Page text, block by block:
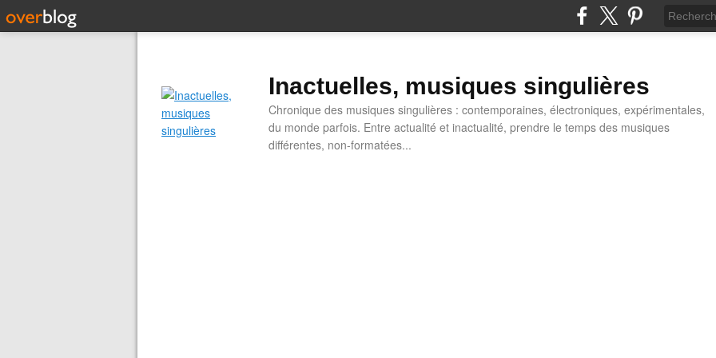
Inactuelles, musiques singulières
Chronique des musiques singulières : contemporaines, électroniques, expérimentales,
du monde parfois. Entre actualité et inactualité, prendre le temps des musiques
différentes, non-formatées...